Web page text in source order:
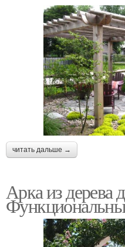
читать дальше →
Арка из дерева